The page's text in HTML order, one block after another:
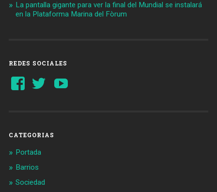
La pantalla gigante para ver la final del Mundial se instalará
en la Plataforma Marina del Fòrum
REDES SOCIALES
Ver
perfil
Ver
perfil
CATEGORIAS
Portada
Barrios
Sociedad